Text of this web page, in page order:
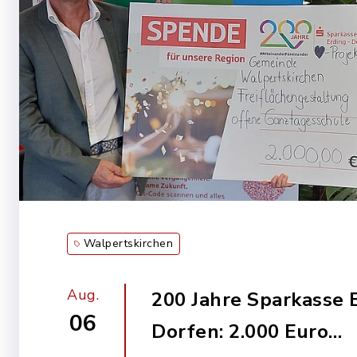
Walpertskirchen
Aug.
06
200 Jahre Sparkasse
Dorfen: 2.000 Euro